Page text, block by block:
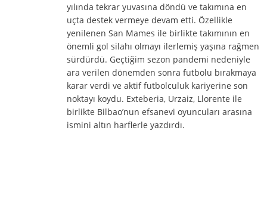
yılında tekrar yuvasına döndü ve takımına en
uçta destek vermeye devam etti. Özellikle
yenilenen San Mames ile birlikte takımının en
önemli gol silahı olmayı ilerlemiş yaşına rağmen
sürdürdü. Geçtiğim sezon pandemi nedeniyle
ara verilen dönemden sonra futbolu bırakmaya
karar verdi ve aktif futbolculuk kariyerine son
noktayı koydu. Exteberia, Urzaiz, Llorente ile
birlikte Bilbao’nun efsanevi oyuncuları arasına
ismini altın harflerle yazdırdı.